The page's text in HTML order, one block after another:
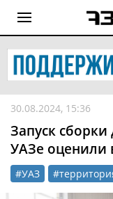
30.08.2024, 15:36
Запуск
УАЗе оценили
#УАЗ